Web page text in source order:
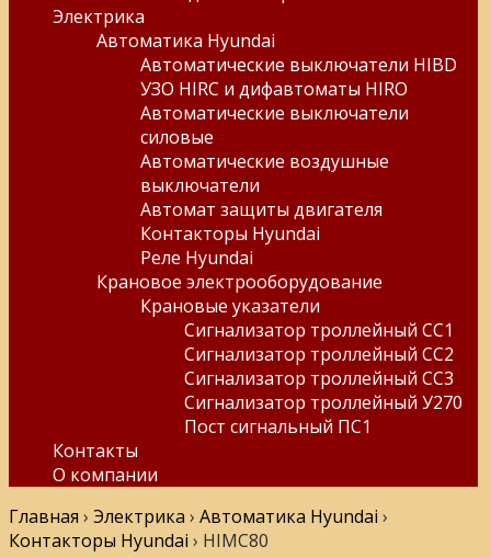
Электрика
Автоматика Hyundai
Автоматические выключатели HIBD
УЗО HIRC и дифавтоматы HIRO
Автоматические выключатели
силовые
Автоматические воздушные
выключатели
Автомат защиты двигателя
Контакторы Hyundai
Реле Hyundai
Крановое электрооборудование
Крановые указатели
Сигнализатор троллейный СС1
Сигнализатор троллейный СС2
Сигнализатор троллейный СС3
Сигнализатор троллейный У270
Пост сигнальный ПС1
Контакты
О компании
Главная › Электрика › Автоматика Hyundai ›
Контакторы Hyundai › HIMC80